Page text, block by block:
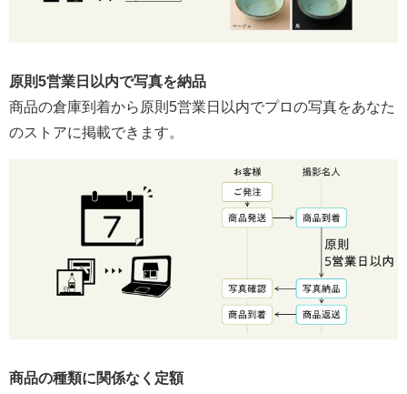
原則5営業日以内で写真を納品
商品の倉庫到着から原則5営業日以内でプロの写真をあなた
のストアに掲載できます。
商品の種類に関係なく定額